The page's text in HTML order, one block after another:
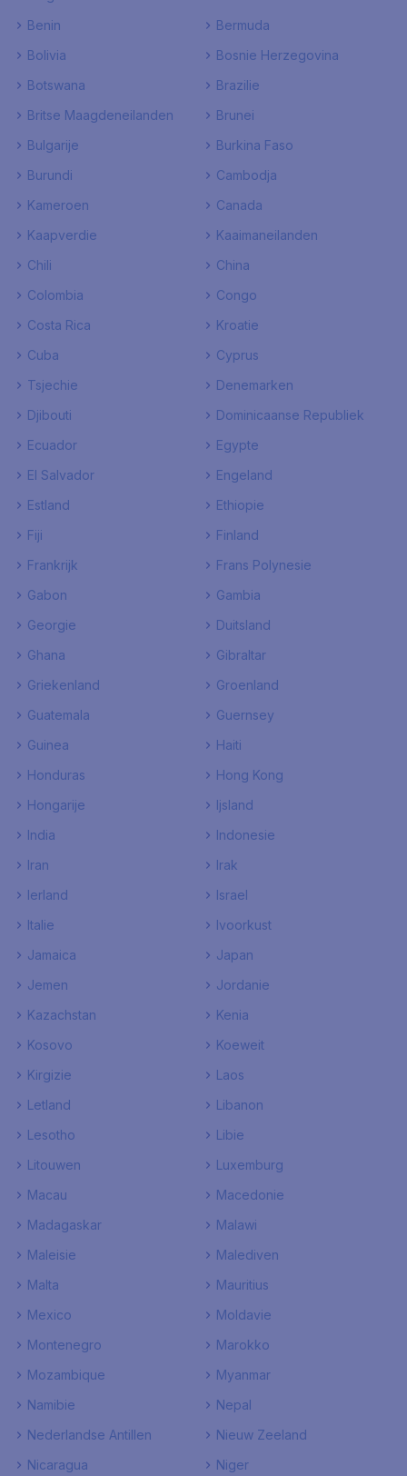
Benin
Bermuda
Bolivia
Bosnie Herzegovina
Botswana
Brazilie
Britse Maagdeneilanden
Brunei
Bulgarije
Burkina Faso
Burundi
Cambodja
Kameroen
Canada
Kaapverdie
Kaaimaneilanden
Chili
China
Colombia
Congo
Costa Rica
Kroatie
Cuba
Cyprus
Tsjechie
Denemarken
Djibouti
Dominicaanse Republiek
Ecuador
Egypte
El Salvador
Engeland
Estland
Ethiopie
Fiji
Finland
Frankrijk
Frans Polynesie
Gabon
Gambia
Georgie
Duitsland
Ghana
Gibraltar
Griekenland
Groenland
Guatemala
Guernsey
Guinea
Haiti
Honduras
Hong Kong
Hongarije
Ijsland
India
Indonesie
Iran
Irak
Ierland
Israel
Italie
Ivoorkust
Jamaica
Japan
Jemen
Jordanie
Kazachstan
Kenia
Kosovo
Koeweit
Kirgizie
Laos
Letland
Libanon
Lesotho
Libie
Litouwen
Luxemburg
Macau
Macedonie
Madagaskar
Malawi
Maleisie
Malediven
Malta
Mauritius
Mexico
Moldavie
Montenegro
Marokko
Mozambique
Myanmar
Namibie
Nepal
Nederlandse Antillen
Nieuw Zeeland
Nicaragua
Niger